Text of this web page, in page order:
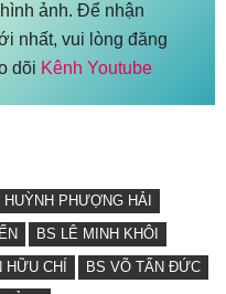
ảnh. Để nhận
nhất, vui lòng đăng
dõi Kênh Youtube
HUỲNH PHƯỢNG HẢI
BS LÊ MINH KHÔI
HỮU CHÍ
BS VÕ TẤN ĐỨC